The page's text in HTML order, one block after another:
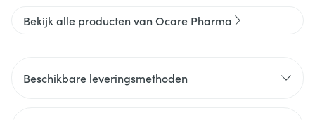
Bekijk alle producten van Ocare Pharma
Beschikbare leveringsmethoden